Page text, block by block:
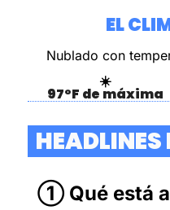
EL
Nublado con
☀️
97°F de máxima
① Qué está